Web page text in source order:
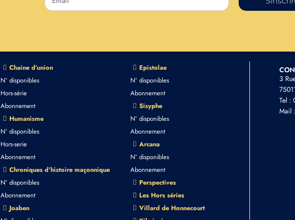
Chaine d’union
N° disponibles
Hors-série
Abonnement
Humanisme
N° disponibles
Hors-serie
Abonnement
Chroniques d’histoire maçonnique
N° disponibles
Abonnement
Joaben
Epistolae
N° disponibles
Abonnement
Sisyphe
N° disponibles
Abonnement
Arcana
N° disponibles
Abonnement
Perspectives
Les Hors séries
Villard de Honnecourt
3
Tel :
Mail